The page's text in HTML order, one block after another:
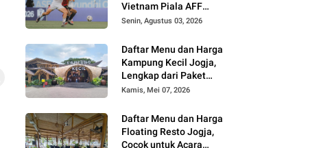
Vietnam Piala AFF
2026
Senin, Agustus 03, 2026
Daftar Menu dan Harga
Kampung Kecil Jogja,
Lengkap dari Paket
Nasi hingga Minuman
Kamis, Mei 07, 2026
Daftar Menu dan Harga
Floating Resto Jogja,
Cocok untuk Acara